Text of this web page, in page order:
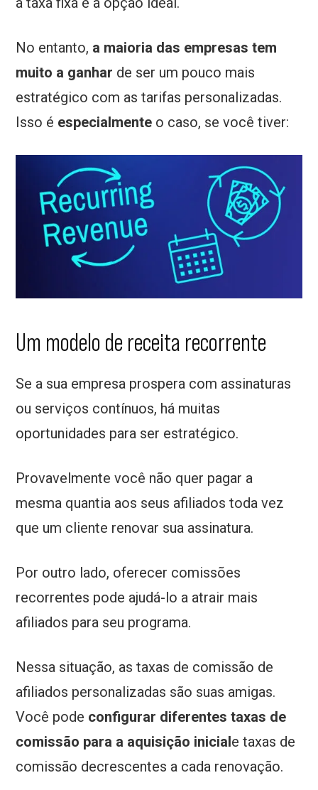
No entanto, a maioria das empresas tem
muito a ganhar de ser um pouco mais
estratégico com as tarifas personalizadas.
Isso é especialmente o caso, se você tiver:
Um modelo de receita recorrente
Se a sua empresa prospera com assinaturas
ou serviços contínuos, há muitas
oportunidades para ser estratégico.
Provavelmente você não quer pagar a
mesma quantia aos seus afiliados toda vez
que um cliente renovar sua assinatura.
Por outro lado, oferecer comissões
recorrentes pode ajudá-lo a atrair mais
afiliados para seu programa.
Nessa situação, as taxas de comissão de
afiliados personalizadas são suas amigas.
Você pode configurar diferentes taxas de
comissão para a aquisição iniciale taxas de
comissão decrescentes a cada renovação.